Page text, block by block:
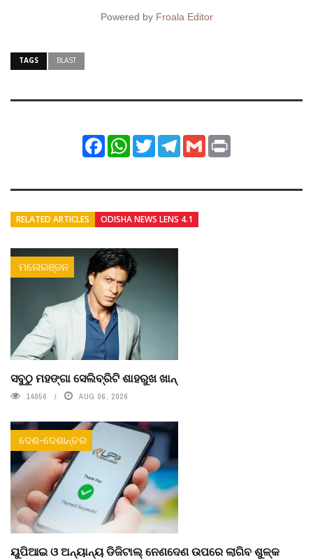
Powered by Froala Editor
TAGS BLAST
FacebookWhatsApp
TwitterTelegram
Gmail
RELATED ARTICLES ODISHA NEWS LENS 4.1
ମନୋରଞ୍ଜନ
ସବୁଠୁ ମହଙ୍ଗା ସେଲିବ୍ରିଟି ଶାହରୁଖ ଖାନ୍
14956 AUG 06, 2026
ଦେଶ-ଦେଶାନ୍ତର
ୟୁପିଆଇ ଓ ଅନ୍ୟାନ୍ୟ ଡିଜିଟାଲ୍ ନେଣଦେଣ ଉପରେ ଲାଗିବ ଶୁଳ୍କ